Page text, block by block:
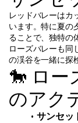
レッドバレーはカ
います。特に夏の
ることで、独特の
ローズバレーも同
の渓谷を一緒に探
🐎 ロー
のアク
サンセッ